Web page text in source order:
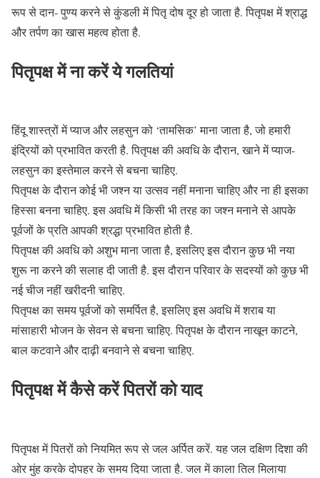
रूप से दान- पुण्य करने से कुंडली में पितृ दोष दूर हो जाता है. पितृपक्ष में श्राद्ध
और तर्पण का खास महत्व होता है.
पितृपक्ष में ना करें ये गलतियां
हिंदू शास्त्रों में प्याज और लहसुन को ‘तामसिक’ माना जाता है, जो हमारी
इंद्रियों को प्रभावित करती है. पितृपक्ष की अवधि के दौरान, खाने में प्याज-
लहसुन का इस्तेमाल करने से बचना चाहिए.
पितृपक्ष के दौरान कोई भी जश्न या उत्सव नहीं मनाना चाहिए और ना ही इसका
हिस्सा बनना चाहिए. इस अवधि में किसी भी तरह का जश्न मनाने से आपके
पूर्वजों के प्रति आपकी श्रद्धा प्रभावित होती है.
पितृपक्ष की अवधि को अशुभ माना जाता है, इसलिए इस दौरान कुछ भी नया
शुरू ना करने की सलाह दी जाती है. इस दौरान परिवार के सदस्यों को कुछ भी
नई चीज नहीं खरीदनी चाहिए.
पितृपक्ष का समय पूर्वजों को समर्पित है, इसलिए इस अवधि में शराब या
मांसाहारी भोजन के सेवन से बचना चाहिए. पितृपक्ष के दौरान नाखून काटने,
बाल कटवाने और दाढ़ी बनवाने से बचना चाहिए.
पितृपक्ष में कैसे करें पितरों को याद
पितृपक्ष में पितरों को नियमित रूप से जल अर्पित करें. यह जल दक्षिण दिशा की
ओर मुंह करके दोपहर के समय दिया जाता है. जल में काला तिल मिलाया